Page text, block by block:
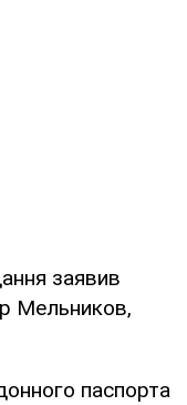
заявив
Мельников,
паспорта